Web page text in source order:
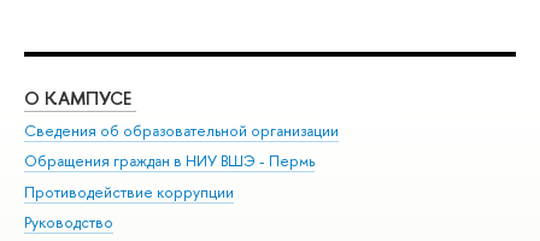
О КАМПУСЕ
Сведения об образовательной организации
Обращения граждан в НИУ ВШЭ - Пермь
Противодействие коррупции
Руководство